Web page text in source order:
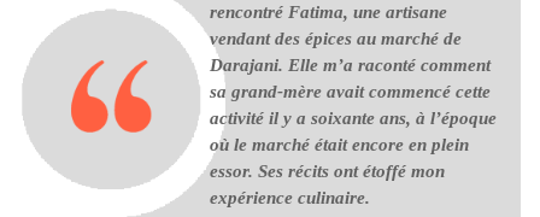
rencontré Fatima, une artisane
vendant des épices au marché de
Darajani. Elle m’a raconté comment
sa grand-mère avait commencé cette
activité il y a soixante ans, à l’époque
où le marché était encore en plein
essor. Ses récits ont étoffé mon
expérience culinaire.